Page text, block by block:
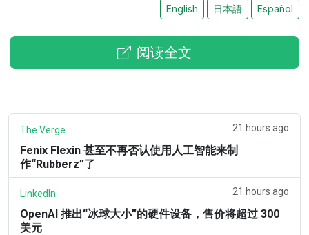
English 日本語 Español
阅读全文
The Verge 21 hours ago
Fenix Flexin 甚至不再否认使用人工智能来制
作“Rubberz”了
LinkedIn 21 hours ago
OpenAI 推出“冰球大小”的硬件设备，售价将超过 300
美元